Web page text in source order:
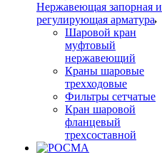
Нержавеющая запорная и
регулирующая арматура
Шаровой кран
муфтовый
нержавеющий
Краны шаровые
трехходовые
Фильтры сетчатые
Кран шаровой
фланцевый
трехсоставной